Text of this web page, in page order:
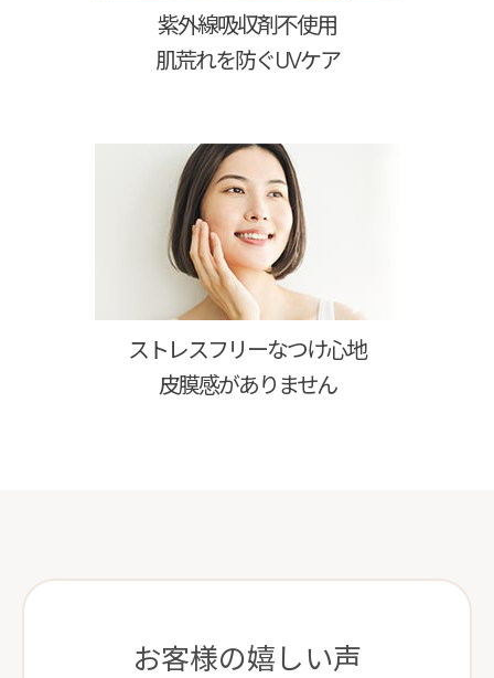
紫外線吸収剤不使用
肌荒れを防ぐUVケア
ストレスフリーなつけ心地
皮膜感がありません
お客様の嬉しい声